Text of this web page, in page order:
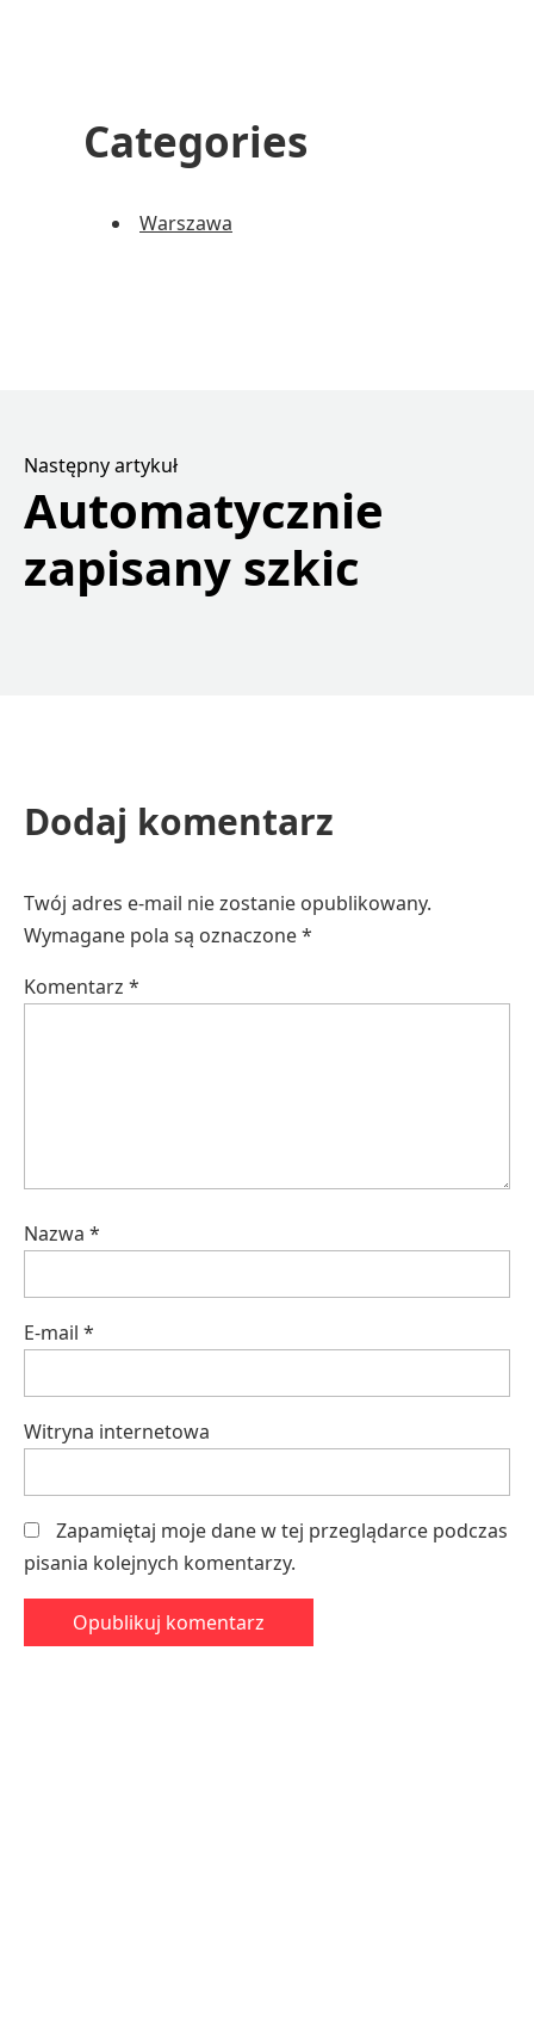
Categories
Warszawa
Następny artykuł
Automatycznie
zapisany szkic
Dodaj komentarz
Twój adres e-mail nie zostanie opublikowany.
Wymagane pola są oznaczone*
Komentarz *
Nazwa *
E-mail *
Witryna internetowa
Zapamiętaj moje dane w tej przeglądarce podczas
pisania kolejnych komentarzy.